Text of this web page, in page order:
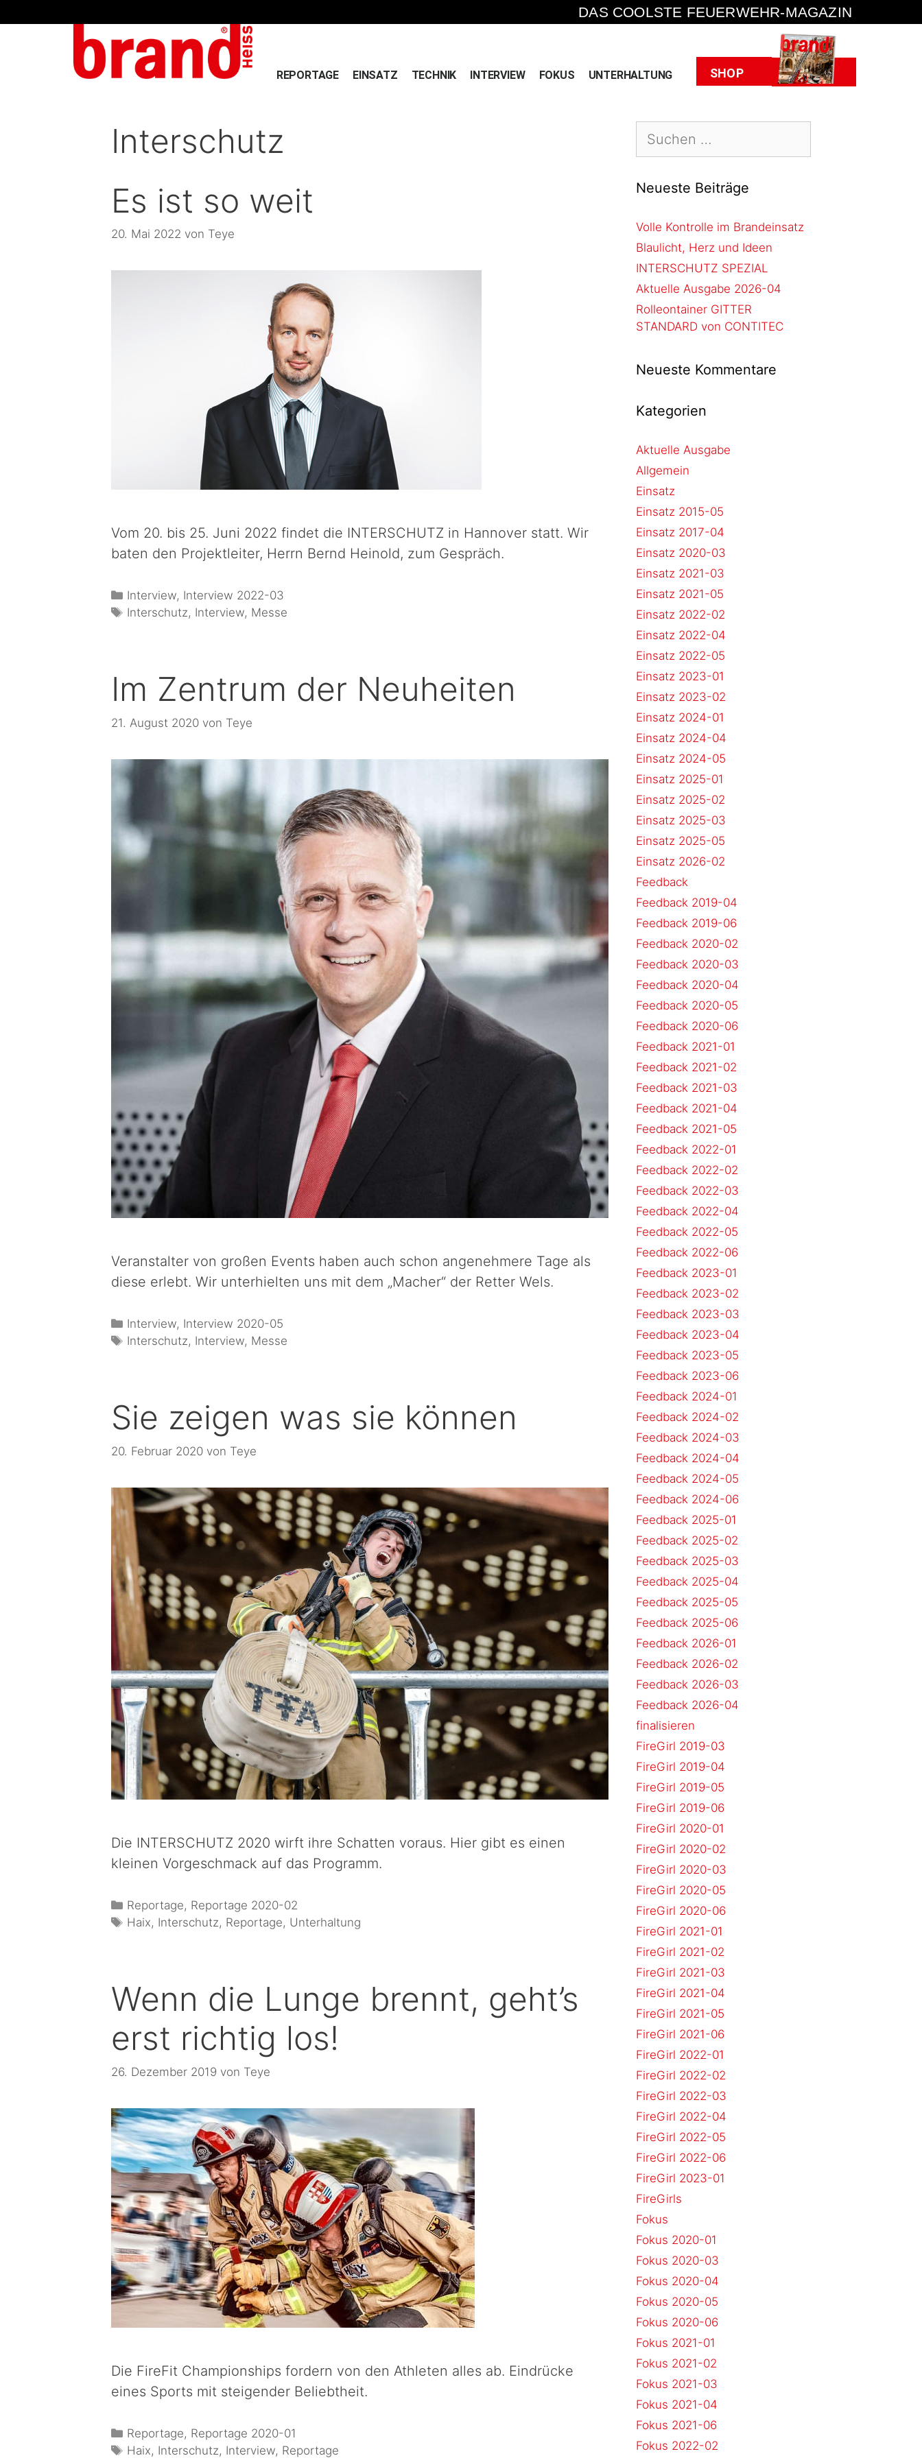
DAS COOLSTE FEUERWEHR-MAGAZIN
REPORTAGE EINSATZ TECHNIK INTERVIEW FOKUS UNTERHALTUNG SHOP Heft
Interschutz
Es ist so weit
20. Mai 2022 von Teye
Vom 20. bis 25. Juni 2022 findet die INTERSCHUTZ in Hannover statt. Wir
baten den Projektleiter, Herrn Bernd Heinold, zum Gespräch.
Interview, Interview 2022-03
Interschutz, Interview, Messe
Im Zentrum der Neuheiten
21. August 2020 von Teye
Veranstalter von großen Events haben auch schon angenehmere Tage als
diese erlebt. Wir unterhielten uns mit dem „Macher“ der Retter Wels.
Interview, Interview 2020-05
Interschutz, Interview, Messe
Sie zeigen was sie können
20. Februar 2020 von Teye
Die INTERSCHUTZ 2020 wirft ihre Schatten voraus. Hier gibt es einen
kleinen Vorgeschmack auf das Programm.
Reportage, Reportage 2020-02
Haix, Interschutz, Reportage, Unterhaltung
Wenn die Lunge brennt, geht’s
erst richtig los!
26. Dezember 2019 von Teye
Die FireFit Championships fordern von den Athleten alles ab. Eindrücke
eines Sports mit steigender Beliebtheit.
Reportage, Reportage 2020-01
Haix, Interschutz, Interview, Reportage
Neueste Beiträge
Volle Kontrolle im Brandeinsatz
Blaulicht, Herz und Ideen
INTERSCHUTZ SPEZIAL
Aktuelle Ausgabe 2026-04
Rolleontainer GITTER
STANDARD von CONTITEC
Neueste Kommentare
Kategorien
Aktuelle Ausgabe
Allgemein
Einsatz
Einsatz 2015-05
Einsatz 2017-04
Einsatz 2020-03
Einsatz 2021-03
Einsatz 2021-05
Einsatz 2022-02
Einsatz 2022-04
Einsatz 2022-05
Einsatz 2023-01
Einsatz 2023-02
Einsatz 2024-01
Einsatz 2024-04
Einsatz 2024-05
Einsatz 2025-01
Einsatz 2025-02
Einsatz 2025-03
Einsatz 2025-05
Einsatz 2026-02
Feedback
Feedback 2019-04
Feedback 2019-06
Feedback 2020-02
Feedback 2020-03
Feedback 2020-04
Feedback 2020-05
Feedback 2020-06
Feedback 2021-01
Feedback 2021-02
Feedback 2021-03
Feedback 2021-04
Feedback 2021-05
Feedback 2022-01
Feedback 2022-02
Feedback 2022-03
Feedback 2022-04
Feedback 2022-05
Feedback 2022-06
Feedback 2023-01
Feedback 2023-02
Feedback 2023-03
Feedback 2023-04
Feedback 2023-05
Feedback 2023-06
Feedback 2024-01
Feedback 2024-02
Feedback 2024-03
Feedback 2024-04
Feedback 2024-05
Feedback 2024-06
Feedback 2025-01
Feedback 2025-02
Feedback 2025-03
Feedback 2025-04
Feedback 2025-05
Feedback 2025-06
Feedback 2026-01
Feedback 2026-02
Feedback 2026-03
Feedback 2026-04
finalisieren
FireGirl 2019-03
FireGirl 2019-04
FireGirl 2019-05
FireGirl 2019-06
FireGirl 2020-01
FireGirl 2020-02
FireGirl 2020-03
FireGirl 2020-05
FireGirl 2020-06
FireGirl 2021-01
FireGirl 2021-02
FireGirl 2021-03
FireGirl 2021-04
FireGirl 2021-05
FireGirl 2021-06
FireGirl 2022-01
FireGirl 2022-02
FireGirl 2022-03
FireGirl 2022-04
FireGirl 2022-05
FireGirl 2022-06
FireGirl 2023-01
FireGirls
Fokus
Fokus 2020-01
Fokus 2020-03
Fokus 2020-04
Fokus 2020-05
Fokus 2020-06
Fokus 2021-01
Fokus 2021-02
Fokus 2021-03
Fokus 2021-04
Fokus 2021-06
Fokus 2022-02